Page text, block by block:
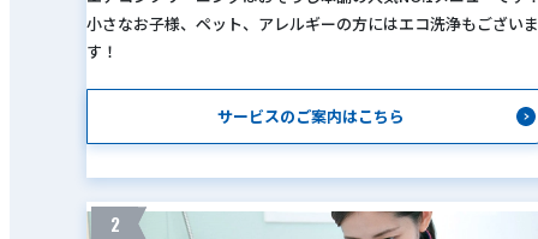
小さなお子様、ペット、アレルギーの方にはエコ洗浄もございま
す！
サービスのご案内はこちら
2